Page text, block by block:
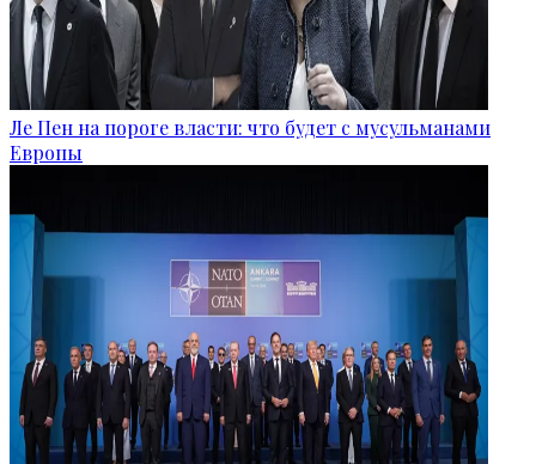
Ле Пен на пороге власти: что будет с мусульманами
Европы